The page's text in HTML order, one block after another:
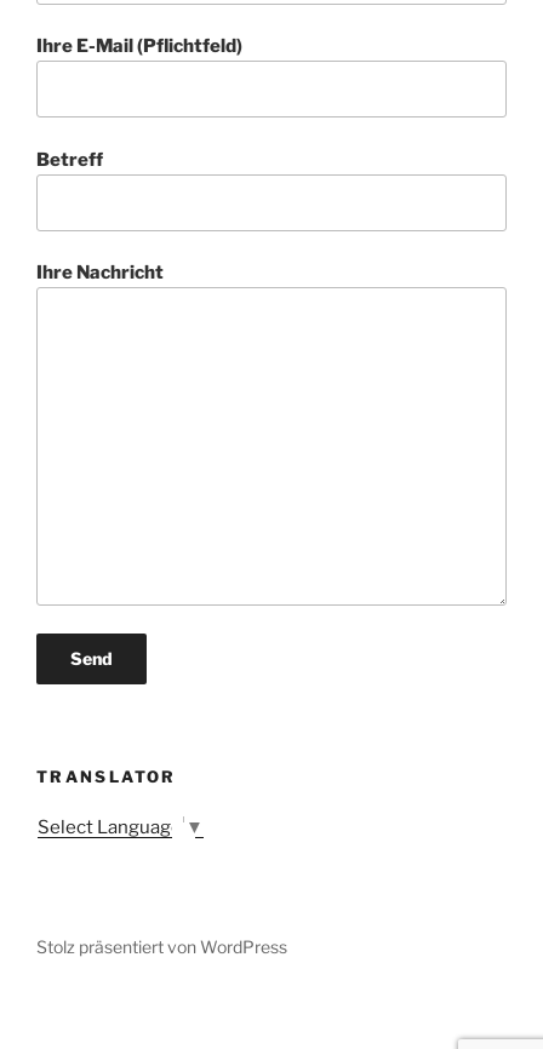
Ihre E-Mail (Pflichtfeld)
Betreff
Ihre Nachricht
TRANSLATOR
Select Language ▼
Stolz präsentiert von WordPress